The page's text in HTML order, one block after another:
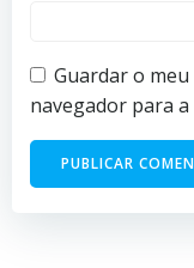
Guardar o
navegador para